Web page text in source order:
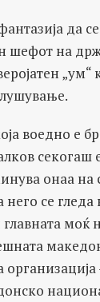
да
шефот на
„ум“
воедно е
секогаш
онаа на
се гледа
моќ